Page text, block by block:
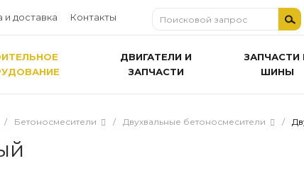
и доставка Контакты
ДВИГАТЕЛИ И
ЗАПЧАСТИ
ЗАПЧАСТИ
ШИНЫ
/ Бетоносмесители / Двухвальные бетоносмесители /